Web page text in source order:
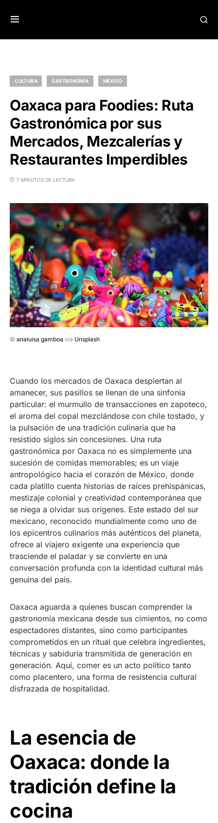
CULTURA GASTRONOMÍA MÉXICO
Oaxaca para Foodies: Ruta
Gastronómica por sus
Mercados, Mezcalerías y
Restaurantes Imperdibles
7 MINUTOS DE LECTURA
© analuisa gamboa via Unsplash
Cuando los mercados de Oaxaca despiertan al
amanecer, sus pasillos se llenan de una sinfonía
particular: el murmullo de transacciones en zapoteco,
el aroma del copal mezclándose con chile tostado, y
la pulsación de una tradición culinaria que ha
resistido siglos sin concesiones. Una ruta
gastronómica por Oaxaca no es simplemente una
sucesión de comidas memorables; es un viaje
antropológico hacia el corazón de México, donde
cada platillo cuenta historias de raíces prehispánicas,
mestizaje colonial y creatividad contemporánea que
se niega a olvidar sus orígenes. Este estado del sur
mexicano, reconocido mundialmente como uno de
los epicentros culinarios más auténticos del planeta,
ofrece al viajero exigente una experiencia que
trasciende el paladar y se convierte en una
conversación profunda con la identidad cultural más
genuina del país.
Oaxaca aguarda a quienes buscan comprender la
gastronomía mexicana desde sus cimientos, no como
espectadores distantes, sino como participantes
comprometidos en un ritual que celebra ingredientes,
técnicas y sabiduría transmitida de generación en
generación. Aquí, comer es un acto político tanto
como placentero, una forma de resistencia cultural
disfrazada de hospitalidad.
La esencia de
Oaxaca: donde la
tradición define la
cocina